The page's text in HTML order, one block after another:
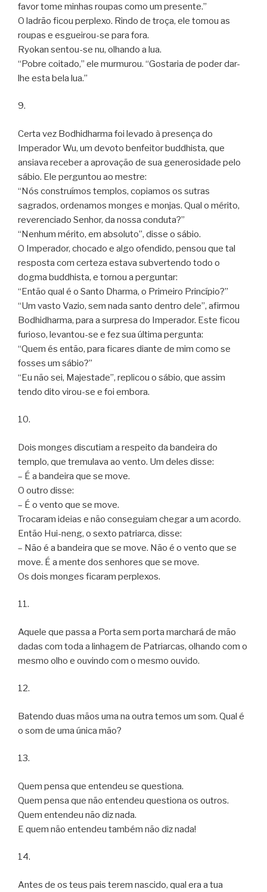
favor tome minhas roupas como um presente.”
O ladrão ficou perplexo. Rindo de troça, ele tomou as
roupas e esgueirou-se para fora.
Ryokan sentou-se nu, olhando a lua.
“Pobre coitado,” ele murmurou. “Gostaria de poder dar-
lhe esta bela lua.”
9.
Certa vez Bodhidharma foi levado à presença do
Imperador Wu, um devoto benfeitor buddhista, que
ansiava receber a aprovação de sua generosidade pelo
sábio. Ele perguntou ao mestre:
“Nós construímos templos, copiamos os sutras
sagrados, ordenamos monges e monjas. Qual o mérito,
reverenciado Senhor, da nossa conduta?”
“Nenhum mérito, em absoluto”, disse o sábio.
O Imperador, chocado e algo ofendido, pensou que tal
resposta com certeza estava subvertendo todo o
dogma buddhista, e tornou a perguntar:
“Então qual é o Santo Dharma, o Primeiro Princípio?”
“Um vasto Vazio, sem nada santo dentro dele”, afirmou
Bodhidharma, para a surpresa do Imperador. Este ficou
furioso, levantou-se e fez sua última pergunta:
“Quem és então, para ficares diante de mim como se
fosses um sábio?”
“Eu não sei, Majestade”, replicou o sábio, que assim
tendo dito virou-se e foi embora.
10.
Dois monges discutiam a respeito da bandeira do
templo, que tremulava ao vento. Um deles disse:
– É a bandeira que se move.
O outro disse:
– É o vento que se move.
Trocaram ideias e não conseguiam chegar a um acordo.
Então Hui-neng, o sexto patriarca, disse:
– Não é a bandeira que se move. Não é o vento que se
move. É a mente dos senhores que se move.
Os dois monges ficaram perplexos.
11.
Aquele que passa a Porta sem porta marchará de mão
dadas com toda a linhagem de Patriarcas, olhando com o
mesmo olho e ouvindo com o mesmo ouvido.
12.
Batendo duas mãos uma na outra temos um som. Qual é
o som de uma única mão?
13.
Quem pensa que entendeu se questiona.
Quem pensa que não entendeu questiona os outros.
Quem entendeu não diz nada.
E quem não entendeu também não diz nada!
14.
Antes de os teus pais terem nascido, qual era a tua